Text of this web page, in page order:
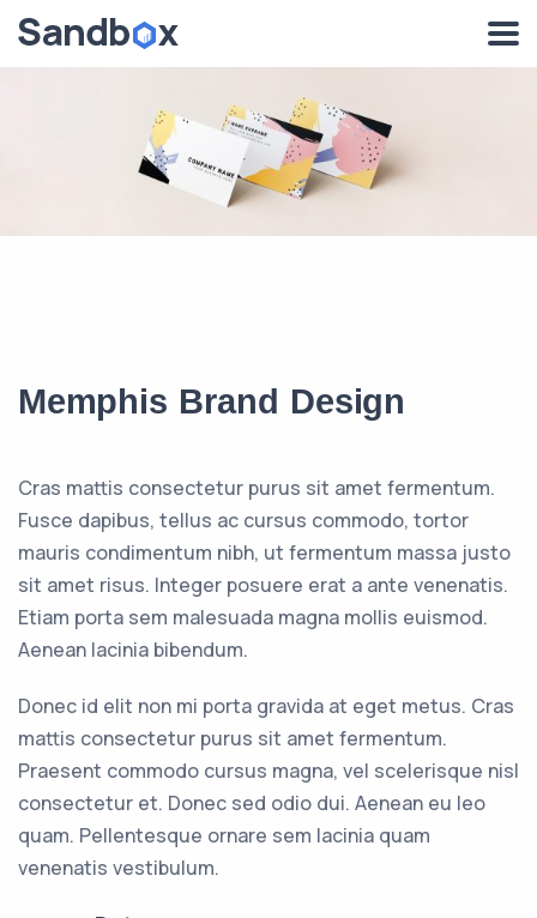
Memphis Brand Design
Cras mattis consectetur purus sit amet fermentum.
Fusce dapibus, tellus ac cursus commodo, tortor
mauris condimentum nibh, ut fermentum massa justo
sit amet risus. Integer posuere erat a ante venenatis.
Etiam porta sem malesuada magna mollis euismod.
Aenean lacinia bibendum.
Donec id elit non mi porta gravida at eget metus. Cras
mattis consectetur purus sit amet fermentum.
Praesent commodo cursus magna, vel scelerisque nisl
consectetur et. Donec sed odio dui. Aenean eu leo
quam. Pellentesque ornare sem lacinia quam
venenatis vestibulum.